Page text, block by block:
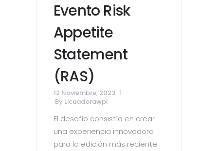
Evento Risk
Appetite
Statement
(RAS)
12 Noviembre, 2023
By Licuadorawpl
El desafío consistía en crear
una experiencia innovadora
para la edición más reciente